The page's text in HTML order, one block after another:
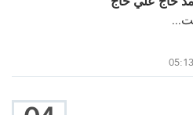
05:13